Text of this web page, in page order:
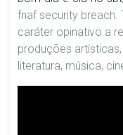
fnaf security breach.
caráter opinativo a
produções
literatura, música,